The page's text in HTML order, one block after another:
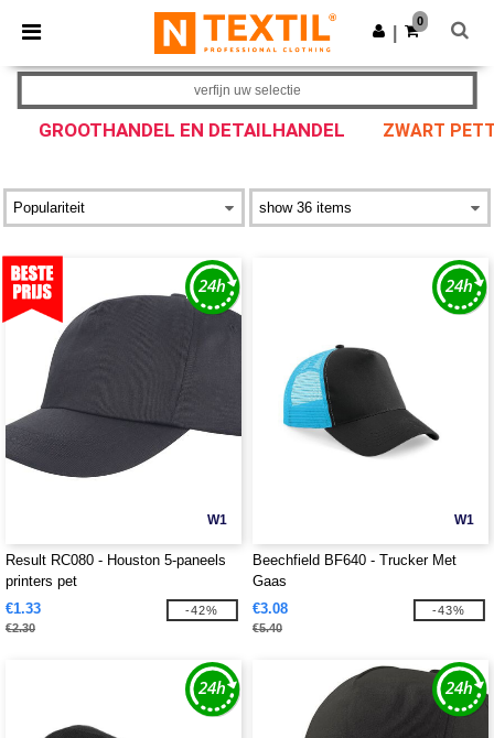
× Ntextil-app
Betere prijzen in de app!
Download app
0
GROOTHANDEL EN DETAILHANDEL ZWART
verfijn uw selectie
W1
Result RC080 - Houston 5-paneels
printers pet
€1.33
€2.30
-42%
W1
Beechfield BF640 - Trucker Met
Gaas
€3.08
€5.40
-43%